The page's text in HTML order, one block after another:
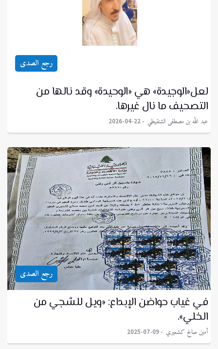
رجع الصدى
لعل«الوجيدة» هي «الوحيدة» وقد نالها من
التصحيف ما نال غيرها.
عبد الله بن مصطفى الشنقيطي 2026-04-22
رجع الصدى
في غياب حواضن الإبداع: «ويل للشجي من
الخلي».
أمين صالح كشميري 2025-07-09